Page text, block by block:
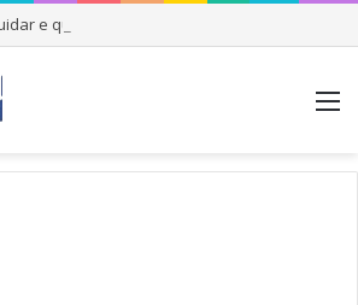
e quando se preocupar